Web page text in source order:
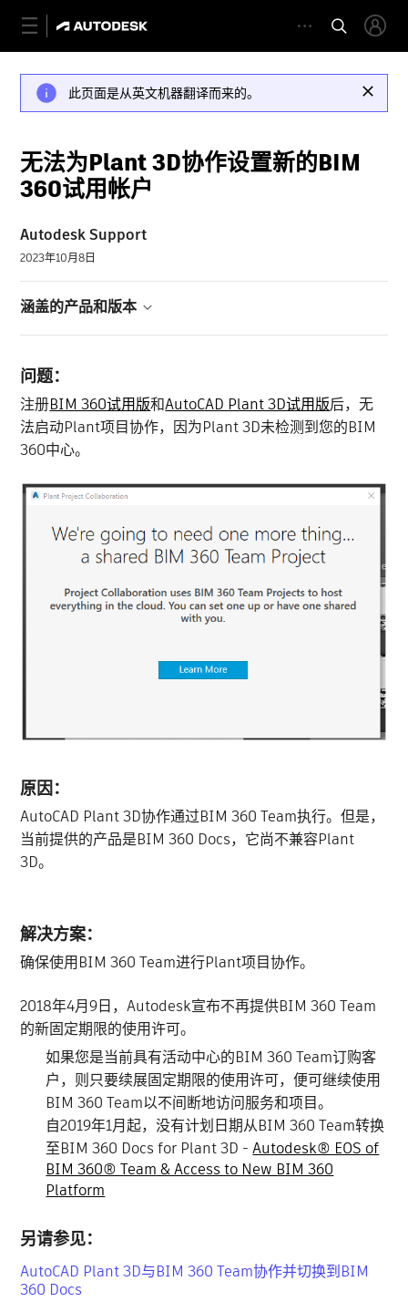
此页面是从英文机器翻译而来的。
无法为Plant 3D协作设置新的BIM
360试用帐户
Autodesk Support
2023年10月8日
涵盖的产品和版本
问题：
注册BIM 360试用版和AutoCAD Plant 3D试用版后，无
法启动Plant项目协作，因为Plant 3D未检测到您的BIM
360中心。
原因：
AutoCAD Plant 3D协作通过BIM 360 Team执行。但是，
当前提供的产品是BIM 360 Docs，它尚不兼容Plant
3D。
解决方案：
确保使用BIM 360 Team进行Plant项目协作。
2018年4月9日，Autodesk宣布不再提供BIM 360 Team
的新固定期限的使用许可。
如果您是当前具有活动中心的BIM 360 Team订购客
户，则只要续展固定期限的使用许可，便可继续使用
BIM 360 Team以不间断地访问服务和项目。
自2019年1月起，没有计划日期从BIM 360 Team转换
至BIM 360 Docs for Plant 3D -Autodesk® EOS of
BIM 360® Team & Access to New BIM 360
Platform
另请参见：
AutoCAD Plant 3D与BIM 360 Team协作并切换到BIM
360 Docs